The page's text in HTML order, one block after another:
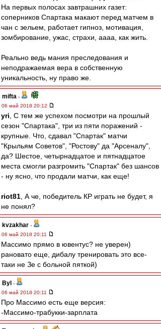
На первых полосах завтрашних газет:
соперников Спартака макают перед матчем в
чан с зельем, работает гипноз, мотивация,
зомбирование, ужас, страхи, аааа, как жить.
Реально ведь мания преследования и
неподражаемая вера в собственную
уникальность, ну право же.
mifta -
06 май 2018 20:12
yri , С тем же успехом посмотри на прошлый
сезон "Спартака", три из пяти поражений -
крупные. Что, сдавал "Спартак" матчи
"Крыльям Советов", "Ростову" да "Арсеналу",
да? Шестое, четырнадцатое и пятнадцатое
места смогли разгромить "Спартак" без шансов
- ну ясно, что продали матчи, как еще!
riot81 , А че, победитель КР играть не будет, я
не понял?
kvzakhar -
06 май 2018 20:11
Массимо прямо в ювентус? не уверен)
рановато еще, дибалу тренировать это все-
таки не Зе с больной пяткой)
Byl -
06 май 2018 20:11
Про Массимо есть еще версия:
-Массимо-трабукки-зарплата